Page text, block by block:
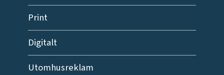
Print
Digitalt
Utomhusreklam